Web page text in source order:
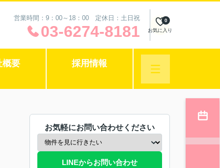
営業時間：9：00～18：00 定休日：土日祝
03-6274-8181 お気に入り
0
概要 採用情報
お気軽にお問い合わせください
LINEからお問い合わせ